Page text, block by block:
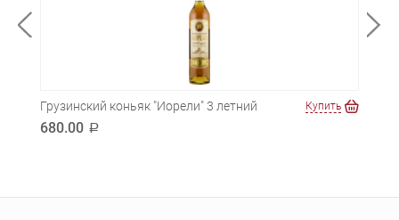
Грузинский коньяк "Иорели" 3 летний
680.00 a
Купить